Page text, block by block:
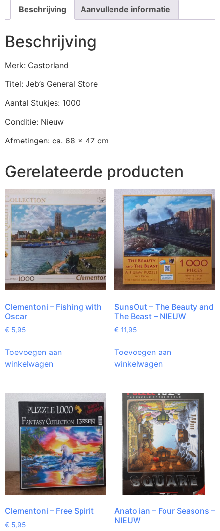
Beschrijving Aanvullende informatie
Beschrijving
Merk: Castorland
Titel: Jeb’s General Store
Aantal Stukjes: 1000
Conditie: Nieuw
Afmetingen: ca. 68 x 47 cm
Gerelateerde producten
Clementoni – Fishing with
Oscar
€ 5,95
Toevoegen aan
winkelwagen
SunsOut – The Beauty and
The Beast – NIEUW
€ 11,95
Toevoegen aan
winkelwagen
Clementoni – Free Spirit
€ 5,95
Anatolian – Four Seasons –
NIEUW